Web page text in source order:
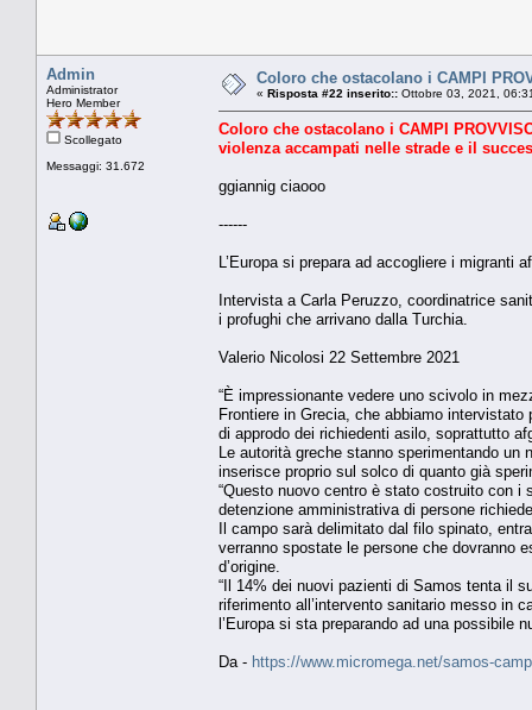
Admin
Administrator
Hero Member
Scollegato
Messaggi: 31.672
Coloro che ostacolano i CAMPI
« Risposta #22 inserito:: Ottobre 03, 2021,
Coloro che ostacolano i CAMPI
violenza accampati nelle strade e il
ggiannig ciaooo
------
L’Europa si prepara ad accogliere i migranti
Intervista a Carla Peruzzo, coordinatrice
i profughi che arrivano dalla Turchia.
Valerio Nicolosi 22 Settembre 2021
“È impressionante vedere uno scivolo in
Frontiere in Grecia, che abbiamo
di approdo dei richiedenti asilo, soprattutto
Le autorità greche stanno sperimentando
inserisce proprio sul solco di quanto già
“Questo nuovo centro è stato costruito con i
detenzione amministrativa di persone
Il campo sarà delimitato dal filo spinato,
verranno spostate le persone che dovranno
d’origine.
“Il 14% dei nuovi pazienti di Samos tenta il
riferimento all’intervento sanitario messo in
l’Europa si sta preparando ad una possibile
Da - https://www.micromega.net/samos-